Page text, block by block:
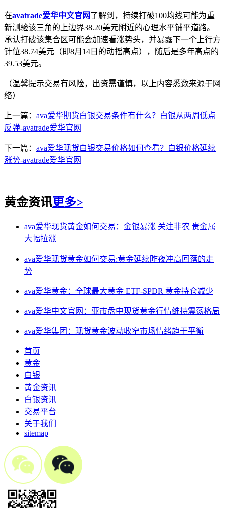
在avatrade爱华中文官网了解到，持续打破100均线可能为重
新测验该三角的上边界38.20美元附近的心理水平铺平道路。
承认打破该集合区可能会加速看涨势头，并暴露下一个上行方
针位38.74美元（即8月14日的动摇高点），随后是多年高点的
39.53美元。
（温馨提示交易有风险，出资需谨慎，以上内容悉数来源于网
络）
上一篇： ava爱华期货白银交易条件有什么？白银从两周低点
反弹-avatrade爱华官网
下一篇： ava爱华现货白银交易价格如何查看？白银价格延续
涨势-avatrade爱华官网
黄金资讯更多>
ava爱华现货黄金如何交易：金银暴涨 关注非农 贵金属
大幅拉涨
ava爱华现货黄金如何交易:黄金延续昨夜冲高回落的走
势
ava爱华黄金：全球最大黄金 ETF-SPDR 黄金持仓减少
ava爱华中文官网：亚市盘中现货黄金行情维持震荡格局
ava爱华集团：现货黄金波动收窄市场情绪趋于平衡
首页
黄金
白银
黄金资讯
白银资讯
交易平台
关于我们
sitemap